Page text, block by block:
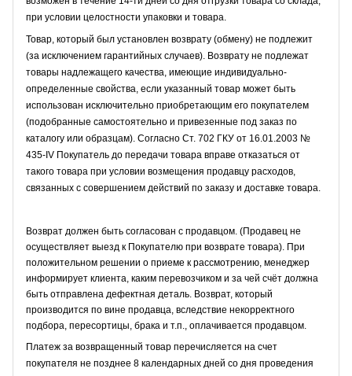
при условии целостности упаковки и товара.
Товар, который был установлен возврату (обмену) не подлежит
(за исключением гарантийных случаев). Возврату не подлежат
товары надлежащего качества, имеющие индивидуально-
определенные свойства, если указанный товар может быть
использован исключительно приобретающим его покупателем
(подобранные самостоятельно и привезенные под заказ по
каталогу или образцам). Согласно Ст. 702 ГКУ от 16.01.2003 №
435-IV Покупатель до передачи товара вправе отказаться от
такого товара при условии возмещения продавцу расходов,
связанных с совершением действий по заказу и доставке товара.
Возврат должен быть согласован с продавцом. (Продавец не
осуществляет выезд к Покупателю при возврате товара). При
положительном решении о приеме к рассмотрению, менеджер
информирует клиента, каким перевозчиком и за чей счёт должна
быть отправлена дефектная деталь. Возврат, который
производится по вине продавца, вследствие некорректного
подбора, пересортицы, брака и т.п., оплачивается продавцом.
Платеж за возвращенный товар перечисляется на счет
покупателя не позднее 8 календарных дней со дня проведения